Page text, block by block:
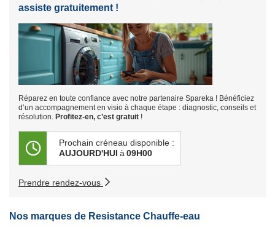
assiste gratuitement !
Réparez en toute confiance avec notre partenaire Spareka ! Bénéficiez
d’un accompagnement en visio à chaque étape : diagnostic, conseils et
résolution. Profitez-en, c’est gratuit !
Prochain créneau disponible :
AUJOURD'HUI à 09H00
Prendre rendez-vous
Nos marques de Resistance Chauffe-eau